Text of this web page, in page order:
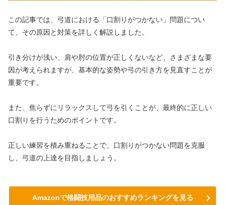
この記事では、弓道における「口割りがつかない」問題につい
て、その原因と対策を詳しく解説しました。
引き分けが浅い、肩や肘の位置が正しくないなど、さまざまな要
因が考えられますが、基本的な姿勢や弓の引き方を見直すことが
重要です。
また、焦らずにリラックスして弓を引くことが、最終的に正しい
口割りを行うためのポイントです。
正しい練習を積み重ねることで、口割りがつかない問題を克服
し、弓道の上達を目指しましょう。
Amazonで格闘技用品のおすすめランキングを見る